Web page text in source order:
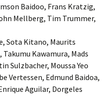
Baidoo, Frans Kratzig,
Mellberg, Tim Trummer,
Sota Kitano, Maurits
Kawamura, Mads
Sulzbacher, Moussa Yeo
Vertessen, Edmund Baidoa,
Aguilar, Dorgeles